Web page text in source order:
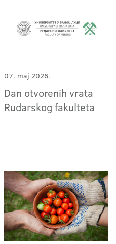
07. maj 2026.
Dan otvorenih vrata
Rudarskog fakulteta